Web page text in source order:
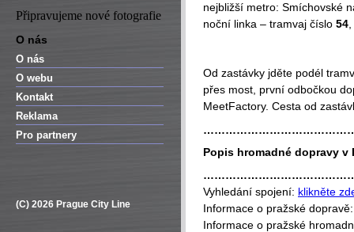
Připravujeme nové fotografie
O nás
O nás
O webu
Kontakt
Reklama
Pro partnery
(C) 2026 Prague City Line
nejbližší metro: Smíchovské
noční linka – tramvaj číslo 54
Od zastávky jděte podél
přes most, první odbočkou
MeetFactory. Cesta od
Popis hromadné dopravy v
Vyhledání spojení: klikněte
Informace o pražské
Informace o pražské